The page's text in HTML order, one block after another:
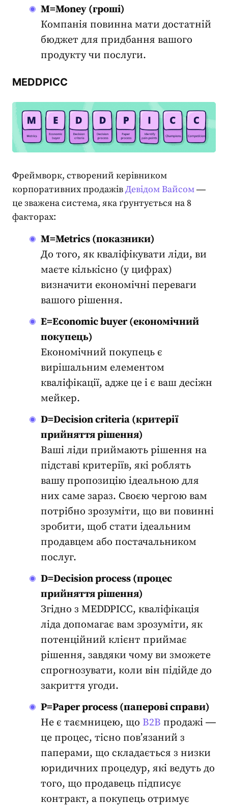
M=Money (гроші)
Компанія повинна мати достатній
бюджет для придбання вашого
продукту чи послуги.
MEDDPICC
Фреймворк, створений керівником
корпоративних продажівДевідом Вайсом―
це зважена система, яка ґрунтується на 8
факторах:
M=Metrics (показники)
До того, як кваліфікувати ліди, ви
маєте кількісно (у цифрах)
визначити економічні переваги
вашого рішення.
E=Economic buyer (економічний
покупець)
Економічний покупець є
вирішальним елементом
кваліфікації, адже це і є ваш десіжн
мейкер.
D=Decision criteria (критерії
прийняття рішення)
Ваші ліди приймають рішення на
підставі критеріїв, які роблять
вашу пропозицію ідеальною для
них саме зараз. Своєю чергою вам
потрібно зрозуміти, що ви повинні
зробити, щоб стати ідеальним
продавцем або постачальником
послуг.
D=Decision process (процес
прийняття рішення)
Згідно з MEDDPICC, кваліфікація
ліда допомагає вам зрозуміти, як
потенційний клієнт приймає
рішення, завдяки чому ви зможете
спрогнозувати, коли він підійде до
закриття угоди.
P=Paper process (паперові справи)
Не є таємницею, що B2B продажі ―
це процес, тісно пов’язаний з
паперами, що складається з низки
юридичних процедур, які ведуть до
того, що продавець підписує
контракт, а покупець отримує